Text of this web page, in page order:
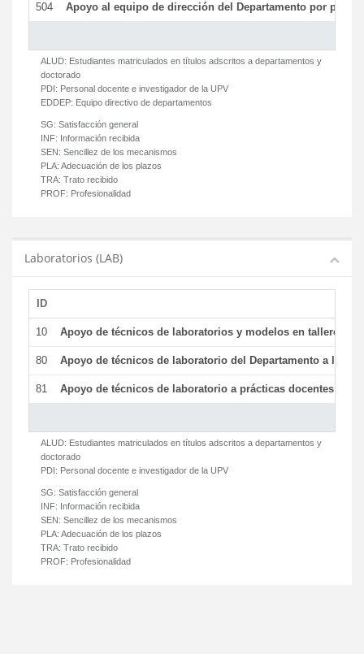
504 Apoyo al equipo de dirección del Departamento por parte
ALUD: Estudiantes matriculados en títulos adscritos a departamentos y
doctorado
PDI: Personal docente e investigador de la UPV
EDDEP: Equipo directivo de departamentos
SG: Satisfacción general
INF: Información recibida
SEN: Sencillez de los mecanismos
PLA: Adecuación de los plazos
TRA: Trato recibido
PROF: Profesionalidad
Laboratorios (LAB)
ID
10 Apoyo de técnicos de laboratorios y modelos en talleres/
80 Apoyo de técnicos de laboratorio del Departamento a la
81 Apoyo de técnicos de laboratorio a prácticas docentes y
ALUD: Estudiantes matriculados en títulos adscritos a departamentos y
doctorado
PDI: Personal docente e investigador de la UPV
SG: Satisfacción general
INF: Información recibida
SEN: Sencillez de los mecanismos
PLA: Adecuación de los plazos
TRA: Trato recibido
PROF: Profesionalidad